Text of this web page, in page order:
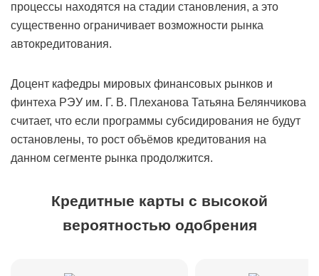
процессы находятся на стадии становления, а это
существенно ограничивает возможности рынка
автокредитования.
Доцент кафедры мировых финансовых рынков и
финтеха РЭУ им. Г. В. Плеханова Татьяна Белянчикова
считает, что если программы субсидирования не будут
остановлены, то рост объёмов кредитования на
данном сегменте рынка продолжится.
Кредитные карты с высокой
вероятностью одобрения